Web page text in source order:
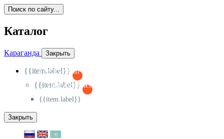
Поиск по сайту...
Каталог
Караганда Закрыть
{{item.label}}
{{activeItem==item.id?'-
{{item.label}}
{{activeSubitem==item.id?'-
{{item.label}}
Закрыть